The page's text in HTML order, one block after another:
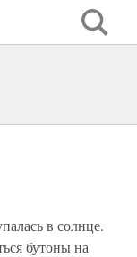
в солнце.
бутоны на